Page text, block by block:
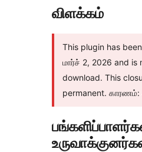
விளக்கம்
This plugin has
மார்ச் 2, 2026 and is
download. This
permanent. காரணம்: